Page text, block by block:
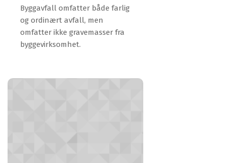
Byggavfall omfatter både farlig
og ordinært avfall, men
omfatter ikke gravemasser fra
byggevirksomhet.